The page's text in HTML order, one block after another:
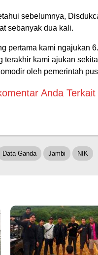
sebelumnya,
sebanyak dua kali.
pertama kami ngajukan
terakhir kami ajukan
oleh pemerintah
Anda
Data Ganda Jambi NIK